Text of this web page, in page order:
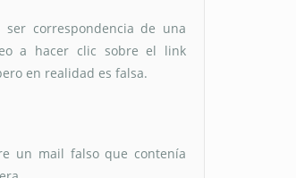
correspondencia de una
a hacer clic sobre el link
en realidad es falsa.
un mail falso que contenía